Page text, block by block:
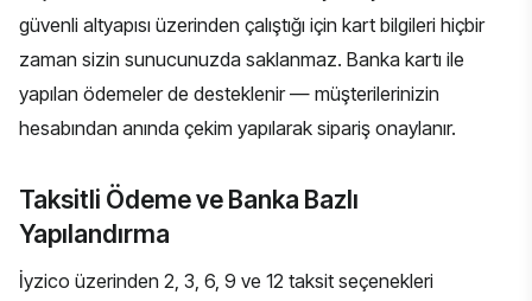
güvenli altyapısı üzerinden çalıştığı için kart bilgileri hiçbir
zaman sizin sunucunuzda saklanmaz. Banka kartı ile
yapılan ödemeler de desteklenir — müşterilerinizin
hesabından anında çekim yapılarak sipariş onaylanır.
Taksitli Ödeme ve Banka Bazlı
Yapılandırma
İyzico üzerinden 2, 3, 6, 9 ve 12 taksit seçenekleri